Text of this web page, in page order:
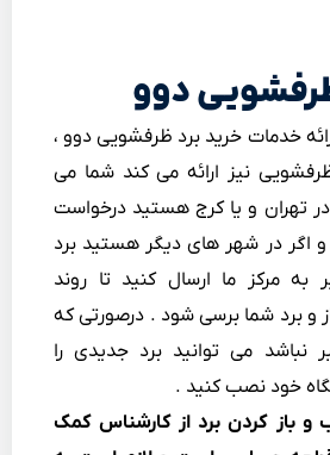
دوو
خدمات خرید برد ظرفشویی دوو ،
نیز ارائه می کند شما می
در تهران و یا کرج هستید درخواست
اگر در شهر های دیگر هستید برد
مرکز ما ارسال کنید تا روند
و برد شما برسی شود . درصورتی که
نباشد می توانید برد جدیدی را
خود نصب کنید .
کردن برد از کارشناس کمک